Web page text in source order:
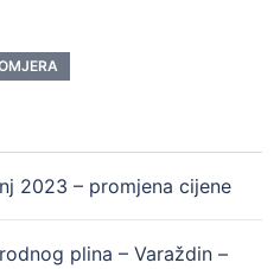
2023 – promjena cijene
plina – Varaždin –